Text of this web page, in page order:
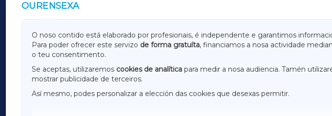
OURENSEXA
O noso contido está elaborado por profesionais, é independente e garantimos
Para poder ofrecer este servizo de forma gratuíta, financiamos a nosa actividade
o teu consentimento.
Se aceptas, utilizaremos cookies de analítica para medir a nosa audiencia. Tamén
mostrar publicidade de terceiros.
Así mesmo, podes personalizar a elección das cookies que desexas permitir.
OUTROS PERIÓDICOS
GALICIAXA LUGOXA
AMARIÑAXA
RIBEIRASACRAXA
OURENSEXA